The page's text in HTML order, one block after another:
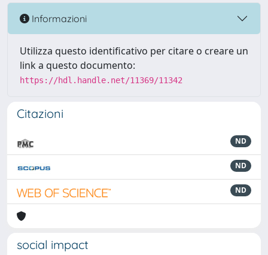
Informazioni
Utilizza questo identificativo per citare o creare un
link a questo documento:
https://hdl.handle.net/11369/11342
Citazioni
ND
ND
ND
social impact